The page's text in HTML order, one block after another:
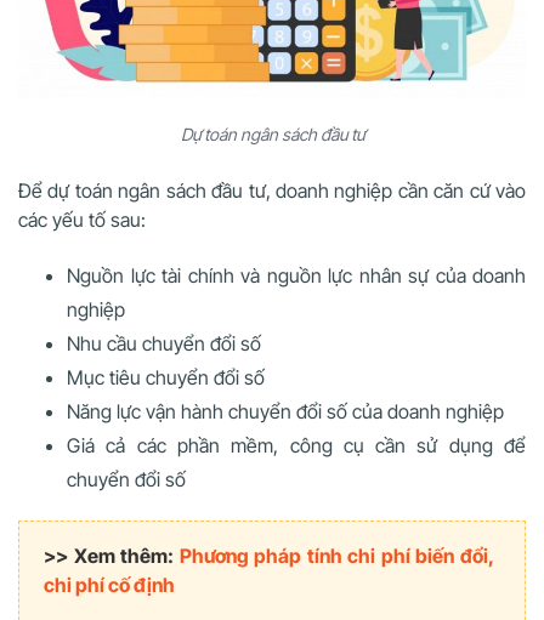
Dự toán ngân sách đầu tư
Để dự toán ngân sách đầu tư, doanh nghiệp cần căn cứ vào
các yếu tố sau:
Nguồn lực tài chính và nguồn lực nhân sự của doanh
nghiệp
Nhu cầu chuyển đổi số
Mục tiêu chuyển đổi số
Năng lực vận hành chuyển đổi số của doanh nghiệp
Giá cả các phần mềm, công cụ cần sử dụng để
chuyển đổi số
>> Xem thêm: Phương pháp tính chi phí biến đổi,
chi phí cố định